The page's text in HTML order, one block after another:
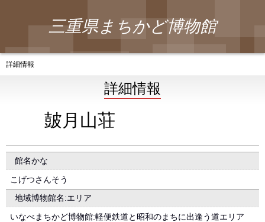
三重県まちかど博物館
詳細情報
詳細情報
皷月山荘
館名かな
こげつさんそう
地域博物館名:エリア
いなべまちかど博物館:軽便鉄道と昭和のまちに出逢う道エリア